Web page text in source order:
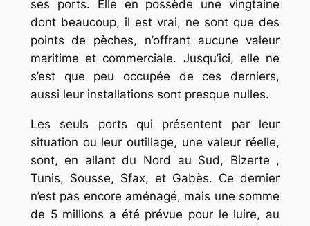
ses ports. Elle en possède une vingtaine
dont beaucoup, il est vrai, ne sont que des
points de pèches, n’offrant aucune valeur
maritime et commerciale. Jusqu’ici, elle ne
s’est que peu occupée de ces derniers,
aussi leur installations sont presque nulles.
Les seuls ports qui présentent par leur
situation ou leur outillage, une valeur réelle,
sont, en allant du Nord au Sud, Bizerte ,
Tunis, Sousse, Sfax, et Gabès. Ce dernier
n’est pas encore aménagé, mais une somme
de 5 millions a été prévue pour le luire, au